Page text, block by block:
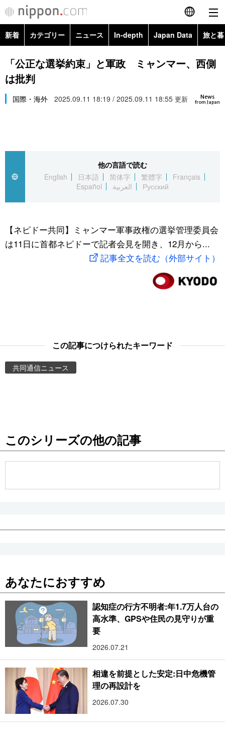
English
简体字
Русский
カテゴリー
経済・ビジネス
国際
文化
トップ
アーカイブ
In-depth
Japan Data
動画/Live
お知らせ
新着 カテゴリー ニュース In-depth Japan Data 旅と
政治・外交
経済・ビジネス
スポーツ・東京2020
Topics
「公正な選挙約束」と軍政 ミャンマー、西側
は批判
News
from Japan
国際・海外 2025.09.11 18:19 / 2025.09.11 18:55 更新
他の言語で読む
English
日本語 简体字 繁體字
Français
Español
العربية Русский
【ネピドー共同】ミャンマー軍事政権の選挙管理委員会
は11日に首都ネピドーで記者会見を開き、12月から...
記事全文を読む（外部サイト）
この記事につけられたキーワード
共同通信ニュース
このシリーズの他の記事
あなたにおすすめ
認知症の行方不明者:年1.7万人台の
高水準、GPSや住民の見守りが重
要
2026.07.21
相違を前提とした安定:日中危機管
理の再設計を
2026.07.30